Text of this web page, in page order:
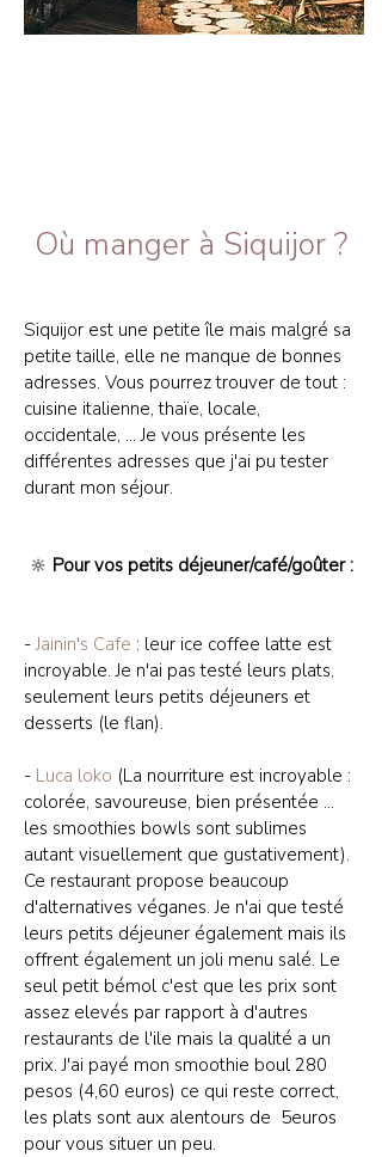
Où manger à Siquijor ?
Siquijor est une petite île mais malgré sa
petite taille, elle ne manque de bonnes
adresses. Vous pourrez trouver de tout :
cuisine italienne, thaïe, locale,
occidentale, ... Je vous présente les
différentes adresses que j'ai pu tester
durant mon séjour.
🔆 Pour vos petits déjeuner/café/goûter :
-Jainin's Cafe : leur ice coffee latte est
incroyable. Je n'ai pas testé leurs plats,
seulement leurs petits déjeuners et
desserts (le flan).
- Luca loko (La nourriture est incroyable :
colorée, savoureuse, bien présentée ...
les smoothies bowls sont sublimes
autant visuellement que gustativement).
Ce restaurant propose beaucoup
d'alternatives véganes. Je n'ai que testé
leurs petits déjeuner également mais ils
offrent également un joli menu salé. Le
seul petit bémol c'est que les prix sont
assez elevés par rapport à d'autres
restaurants de l'ile mais la qualité a un
prix. J'ai payé mon smoothie boul 280
pesos (4,60 euros) ce qui reste correct,
les plats sont aux alentours de 5euros
pour vous situer un peu.